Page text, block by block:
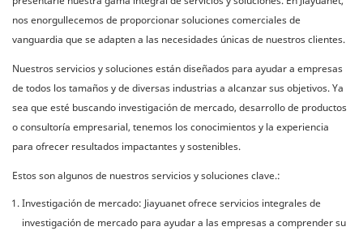
nos enorgullecemos de proporcionar soluciones comerciales de
vanguardia que se adapten a las necesidades únicas de nuestros clientes.
Nuestros servicios y soluciones están diseñados para ayudar a empresas
de todos los tamaños y de diversas industrias a alcanzar sus objetivos. Ya
sea que esté buscando investigación de mercado, desarrollo de productos
o consultoría empresarial, tenemos los conocimientos y la experiencia
para ofrecer resultados impactantes y sostenibles.
Estos son algunos de nuestros servicios y soluciones clave.:
Investigación de mercado: Jiayuanet ofrece servicios integrales de
investigación de mercado para ayudar a las empresas a comprender su